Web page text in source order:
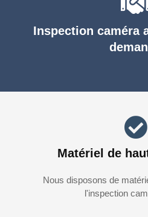
Inspection caméra
Matériel de
Nous disposons de
l'inspection